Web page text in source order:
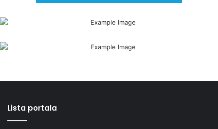
Lista portala